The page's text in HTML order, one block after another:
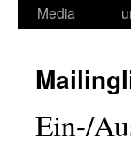
Media
Ein-/